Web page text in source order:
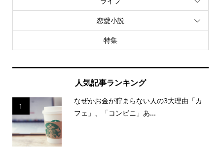
恋愛小説
特集
人気記事ランキング
1
なぜかお金が貯まらない人の3大理由「カ
フェ」、「コンビニ」あ...